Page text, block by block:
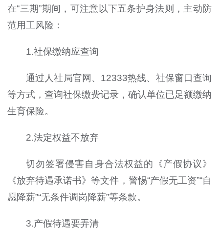
在“三期”期间，可注意以下五条护身法则，主动防
范用工风险：
1.社保缴纳应查询
通过人社局官网、12333热线、社保窗口查询
等方式，查询社保缴费记录，确认单位已足额缴纳
生育保险。
2.法定权益不放弃
切勿签署侵害自身合法权益的《产假协议》
《放弃待遇承诺书》等文件，警惕“产假无工资”“自
愿降薪”“无条件调岗降薪”等条款。
3.产假待遇要弄清